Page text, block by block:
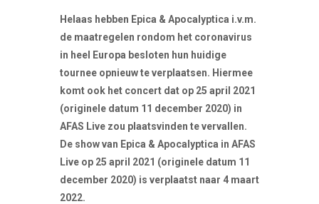
Helaas hebben Epica & Apocalyptica i.v.m.
de maatregelen rondom het coronavirus
in heel Europa besloten hun huidige
tournee opnieuw te verplaatsen. Hiermee
komt ook het concert dat op 25 april 2021
(originele datum 11 december 2020) in
AFAS Live zou plaatsvinden te vervallen.
De show van Epica & Apocalyptica in AFAS
Live op 25 april 2021 (originele datum 11
december 2020) is verplaatst naar 4 maart
2022.